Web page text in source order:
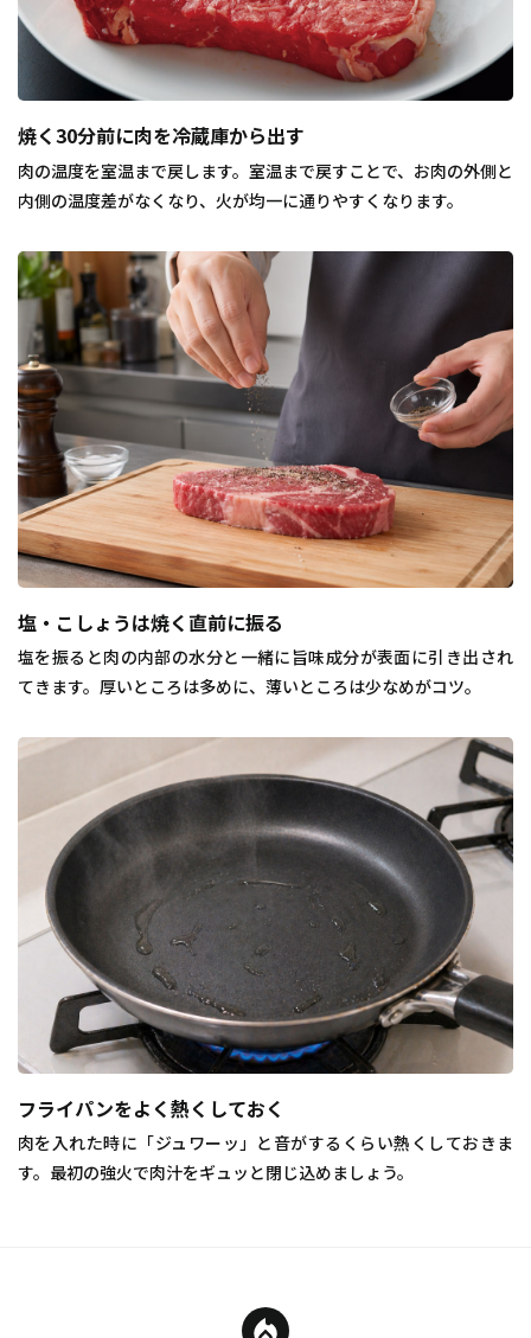
焼く30分前に肉を冷蔵庫から出す
肉の温度を室温まで戻します。室温まで戻すことで、お肉の外側と
内側の温度差がなくなり、火が均一に通りやすくなります。
塩・こしょうは焼く直前に振る
塩を振ると肉の内部の水分と一緒に旨味成分が表面に引き出され
てきます。厚いところは多めに、薄いところは少なめがコツ。
フライパンをよく熱くしておく
肉を入れた時に「ジュワーッ」と音がするくらい熱くしておきま
す。最初の強火で肉汁をギュッと閉じ込めましょう。